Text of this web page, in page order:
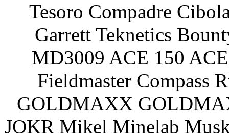
Tesoro Compadre
Garrett Teknetics
MD3009 ACE 150
Fieldmaster Compass
GOLDMAXX
JOKR Mikel Minelab